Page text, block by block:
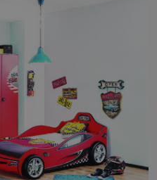
příběh je